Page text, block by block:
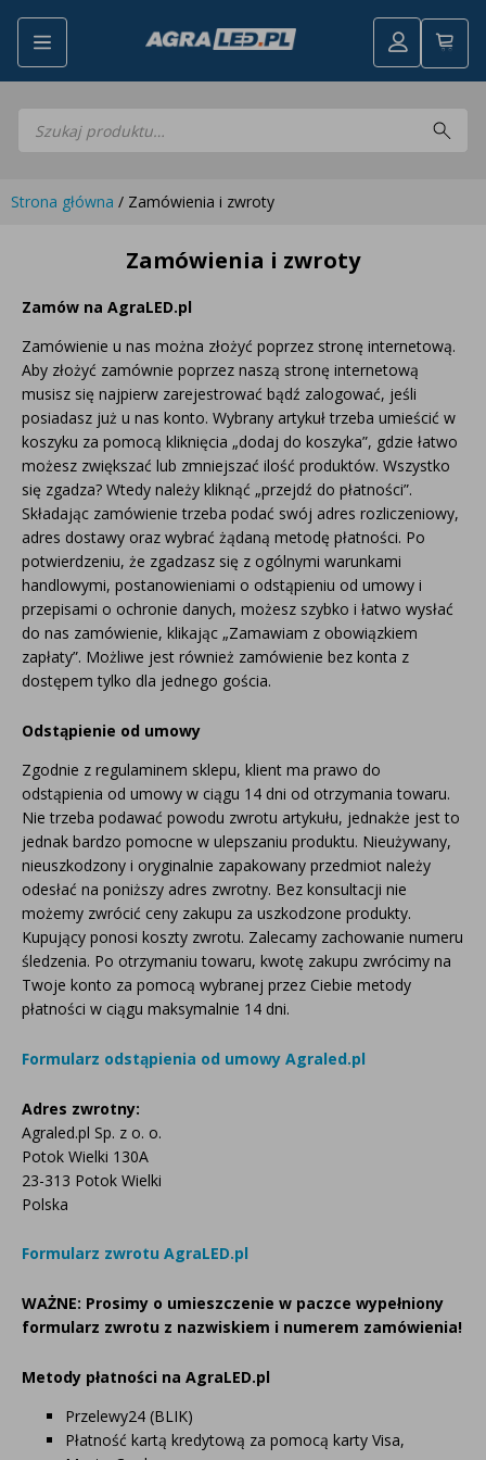
produktów
Konfigurator LED
Lampy tylne LED
Lampy przednie LED
Lampy ostrzegawcze LED
Lampy obrysowe i pozycyjne LED
Panele świetlne LED Bar
Oświetlenie wewnętrze LED
Opryskiwacze polowe LED
Oferty pakietowe LED
Zestawy oświetlenia LED
Inne akcesoria
Często zadawane pytania
Kontakt
Bezpłatny projekt oświetlenia
O firmie
AgraLED Blog
info@agraled.pl
+48 723 353 044
Wróć
KonfiguratorSkompletuj oświetlenie LED do
Lampy robocze LED
Lampy przednie LED
Lampy obrysowe i pozycyjne LED
Panele świetlne LED Bar
Oświetlenie wewnętrze LED
Opryskiwacze polowe LED
Oferty pakietowe LED
Zestawy oświetlenia LED
Inne akcesoria
Często zadawane pytania
Kontakt
Sprawdź wszystko
Strona główna / Zamówienia i zwroty
Zamówienia i zwroty
Zamów na AgraLED.pl
Zamówienie u nas można złożyć poprzez stronę internetową.
Aby złożyć zamównie poprzez naszą stronę internetową
musisz się najpierw zarejestrować bądź zalogować, jeśli
posiadasz już u nas konto. Wybrany artykuł trzeba umieścić w
koszyku za pomocą kliknięcia „dodaj do koszyka”, gdzie łatwo
możesz zwiększać lub zmniejszać ilość produktów. Wszystko
się zgadza? Wtedy należy kliknąć „przejdź do płatności”.
Składając zamówienie trzeba podać swój adres rozliczeniowy,
adres dostawy oraz wybrać żądaną metodę płatności. Po
potwierdzeniu, że zgadzasz się z ogólnymi warunkami
handlowymi, postanowieniami o odstąpieniu od umowy i
przepisami o ochronie danych, możesz szybko i łatwo wysłać
do nas zamówienie, klikając „Zamawiam z obowiązkiem
zapłaty”. Możliwe jest również zamówienie bez konta z
dostępem tylko dla jednego gościa.
Odstąpienie od umowy
Zgodnie z regulaminem sklepu, klient ma prawo do
odstąpienia od umowy w ciągu 14 dni od otrzymania towaru.
Nie trzeba podawać powodu zwrotu artykułu, jednakże jest to
jednak bardzo pomocne w ulepszaniu produktu. Nieużywany,
nieuszkodzony i oryginalnie zapakowany przedmiot należy
odesłać na poniższy adres zwrotny. Bez konsultacji nie
możemy zwrócić ceny zakupu za uszkodzone produkty.
Kupujący ponosi koszty zwrotu. Zalecamy zachowanie numeru
śledzenia. Po otrzymaniu towaru, kwotę zakupu zwrócimy na
Twoje konto za pomocą wybranej przez Ciebie metody
płatności w ciągu maksymalnie 14 dni.
Formularz odstąpienia od umowy Agraled.pl
Adres zwrotny:
Agraled.pl Sp. z o. o.
Potok Wielki 130A
23-313 Potok Wielki
Polska
Formularz zwrotu AgraLED.pl
WAŻNE: Prosimy o umieszczenie w paczce wypełniony
formularz zwrotu z nazwiskiem i numerem zamówienia!
Metody płatności na AgraLED.pl
Przelewy24 (BLIK)
Płatność kartą kredytową za pomocą karty Visa,